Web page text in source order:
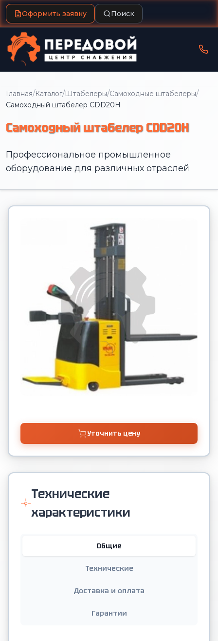
Оформить заявку Поиск
Главная/Каталог/Штабелеры/Самоходные штабелеры/
Самоходный штабелер CDD20H
Самоходный штабелер CDD20H
Профессиональное промышленное
оборудование для различных отраслей
Уточнить цену
Технические
характеристики
Общие
Технические
Доставка и оплата
Гарантии